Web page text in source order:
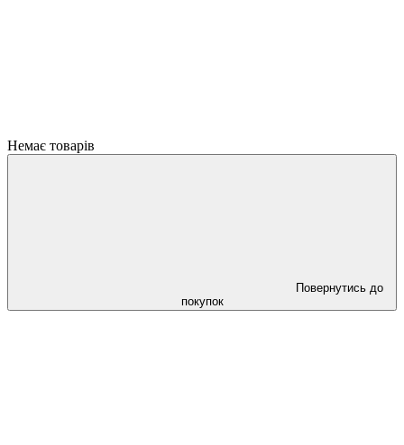
Немає товарів
Повернутись до
покупок